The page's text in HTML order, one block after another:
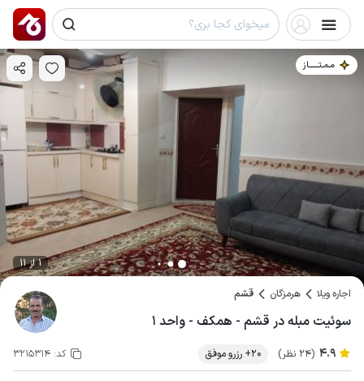
مـمـتــــــاز
1 از 11
اجاره ویلا هرمزگان قشم
سوئیت مبله در قشم - همکف - واحد ۱
4.9 (24 نظر) 20+ رزرو موفق کد: 3215314